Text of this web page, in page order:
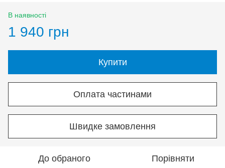
В наявності
1 940 грн
Купити
Оплата частинами
Швидке замовлення
До обраного Порівняти